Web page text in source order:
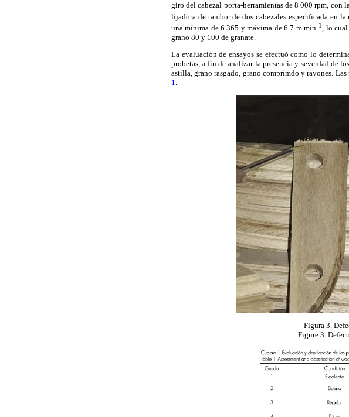
giro del cabezal porta-herramientas de 8 000 rpm, con
lijadora de tambor de dos cabezales especificada en
una mínima de 6.365 y máxima de 6.7 m min-1, lo cual
grano 80 y 100 de granate.
La evaluación de ensayos se efectuó como lo
probetas, a fin de analizar la presencia y severdad de
astilla, grano rasgado, grano comprimdo y rayones.
1.
Figura 3.
Figure 3.